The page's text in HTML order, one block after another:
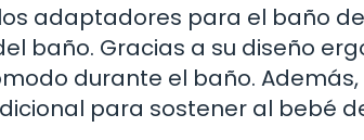
adaptadores para el baño
baño. Gracias a su diseño
durante el baño.
para sostener al bebé